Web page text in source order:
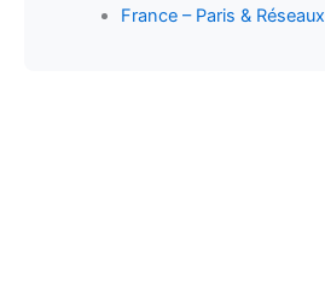
France – Paris & Réseaux